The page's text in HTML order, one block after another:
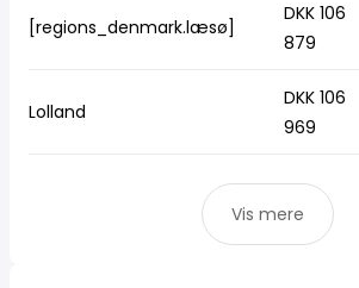
[regions_denmark.læsø]
DKK 106
879
Lolland
DKK 106
969
Vis mere